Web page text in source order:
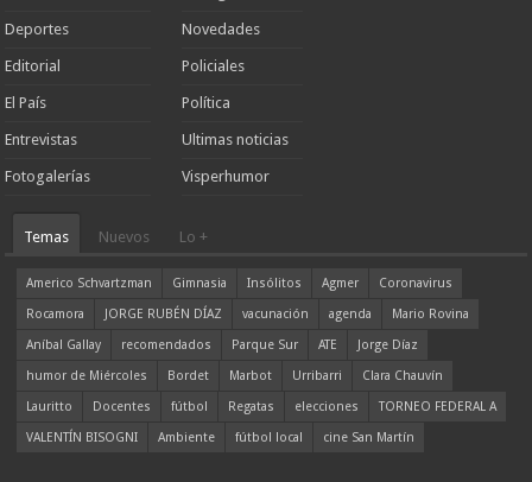
Deportes
Editorial
El País
Entrevistas
Fotogalerías
Novedades
Policiales
Política
Ultimas noticias
Visperhumor
Temas Nuevos Lo +
Americo Schvartzman Gimnasia Insólitos Agmer
Coronavirus
Rocamora
JORGE RUBÉN DÍAZ vacunación agenda
Mario Rovina
Aníbal Gallay
recomendados Parque Sur ATE
Jorge Díaz
humor de Miércoles
Bordet Marbot Urribarri
Clara Chauvín
Lauritto
Docentes fútbol Regatas elecciones
TORNEO FEDERAL A
VALENTÍN BISOGNI
Ambiente fútbol local cine San Martín